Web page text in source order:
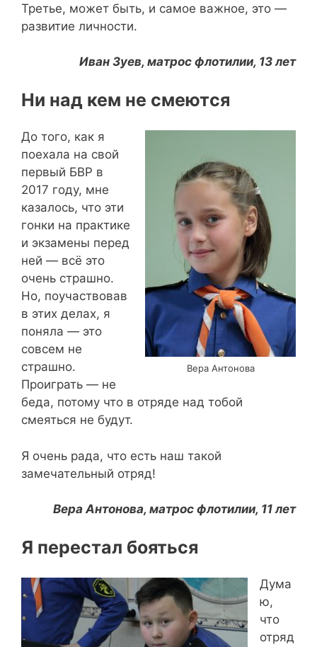
Третье, может быть, и самое важное, это —
развитие личности.
Иван Зуев, матрос флотилии, 13 лет
Ни над кем не смеются
Вера Антонова
До того, как я
поехала на свой
первый БВР в
2017 году, мне
казалось, что эти
гонки на практике
и экзамены перед
ней — всё это
очень страшно.
Но, поучаствовав
в этих делах, я
поняла — это
совсем не
страшно.
Проиграть — не
беда, потому что в отряде над тобой
смеяться не будут.
Я очень рада, что есть наш такой
замечательный отряд!
Вера Антонова, матрос флотилии, 11 лет
Я перестал бояться
Дума
ю,
что
отряд